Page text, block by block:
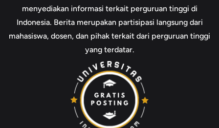
menyediakan informasi terkait perguruan tinggi di
Indonesia. Berita merupakan partisipasi langsung dari
mahasiswa, dosen, dan pihak terkait dari perguruan tinggi
yang terdatar.